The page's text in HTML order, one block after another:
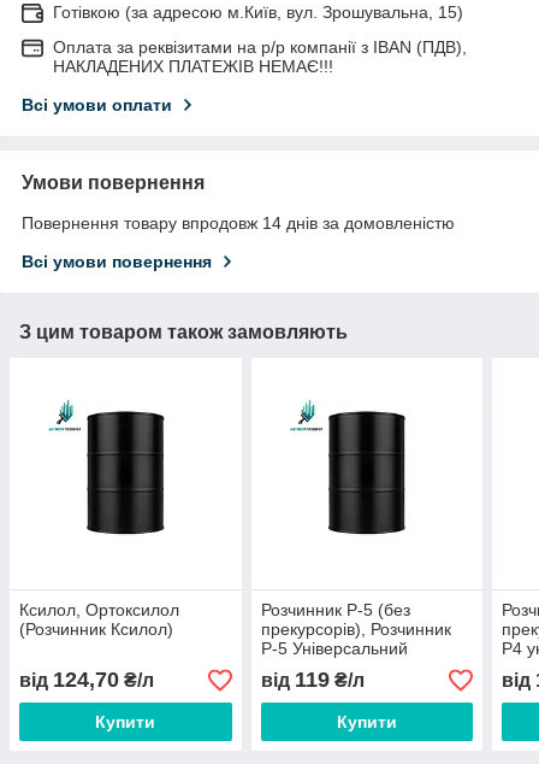
Готівкою (за адресою м.Київ, вул. Зрошувальна, 15)
Оплата за реквізитами на р/р компанії з IBAN (ПДВ),
НАКЛАДЕНИХ ПЛАТЕЖІВ НЕМАЄ!!!
Всі умови оплати
Умови повернення
Повернення товару впродовж 14 днів за домовленістю
Всі умови повернення
З цим товаром також замовляють
Ксилол, Ортоксилол
(Розчинник Ксилол)
від 124,70 ₴/л
Купити
Розчинник Р-5 (без
прекурсорів), Розчинник
Р-5 Універсальний
від 119₴/л
Купити
Р4
від